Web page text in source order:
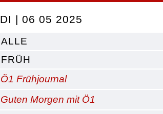
DI | 06 05 2025
ALLE
FRÜH
Ö1 Frühjournal
Guten Morgen mit Ö1